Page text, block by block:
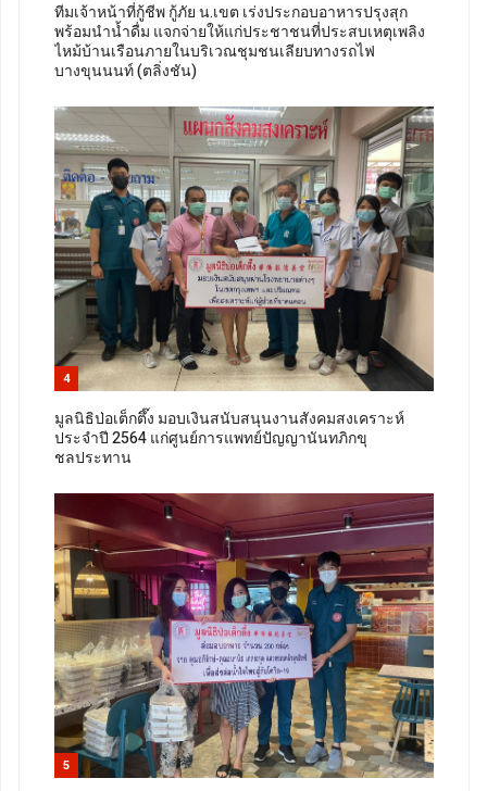
ทีมเจ้าหน้าที่กู้ชีพ กู้ภัย น.เขต เร่งประกอบอาหารปรุงสุก
พร้อมนำน้ำดื่ม แจกจ่ายให้แก่ประชาชนที่ประสบเหตุเพลิง
ไหม้บ้านเรือนภายในบริเวณชุมชนเลียบทางรถไฟ
บางขุนนนท์ (ตลิ่งชัน)
4
มูลนิธิป่อเต็กตึ๊ง มอบเงินสนับสนุนงานสังคมสงเคราะห์
ประจำปี 2564 แก่ศูนย์การแพทย์ปัญญานันทภิกขุ
ชลประทาน
5